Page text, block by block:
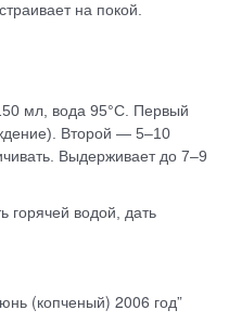
на покой.
мл, вода 95°C. Первый
Второй — 5–10
Выдерживает до 7–9
горячей водой, дать
(копченый) 2006 год”